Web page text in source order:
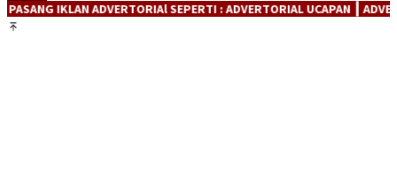
ADVERTORIAl SEPERTI : ADVERTORIAL UCAPAN ┃ ADVERTORIAL